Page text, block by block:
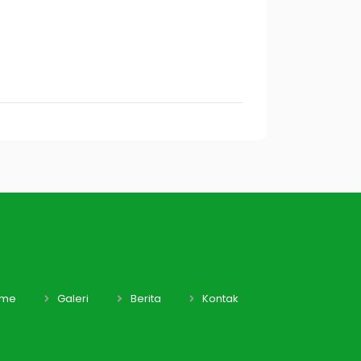
Galeri Berita Kontak